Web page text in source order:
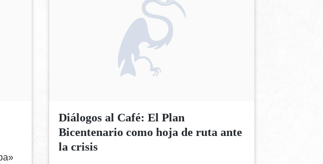
Diálogos al Café: El Plan
Bicentenario como hoja de ruta ante
la crisis